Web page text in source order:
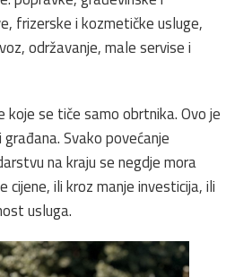
frizerske i kozmetičke usluge,
održavanje, male servise i
koje se tiče samo obrtnika. Ovo je
Svako povećanje
na kraju se negdje mora
cijene, ili kroz manje investicija, ili
usluga.